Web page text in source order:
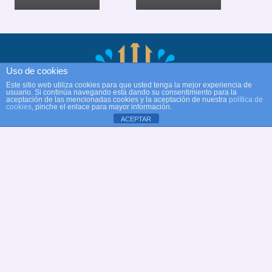
Uso de cookies
Este sitio web utiliza cookies para que usted tenga la mejor experiencia de
usuario. Si continúa navegando está dando su consentimiento para la
aceptación de las mencionadas cookies y la aceptación de nuestra política de
cookies, pinche el enlace para mayor información.
ACEPTAR